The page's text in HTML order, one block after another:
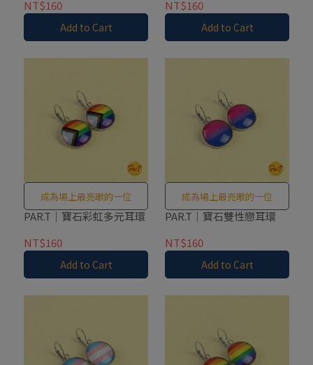
NT$160
Add to Cart
NT$160
Add to Cart
成為場上最亮眼的一位
PAR.T｜寶石彩虹多元耳環
NT$160
Add to Cart
成為場上最亮眼的一位
PAR.T｜寶石雙性戀耳環
NT$160
Add to Cart